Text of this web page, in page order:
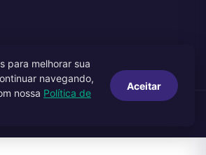
Todos os direitos reservados.
para melhorar sua
navegando,
nossa Política de
Aceitar